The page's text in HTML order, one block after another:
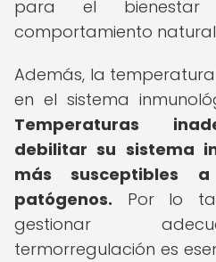
para el
comportamiento
Además, la
en el sistema
Temperaturas
debilitar su sistema
más susceptibles
patógenos. Por lo
gestionar
termorregulación es